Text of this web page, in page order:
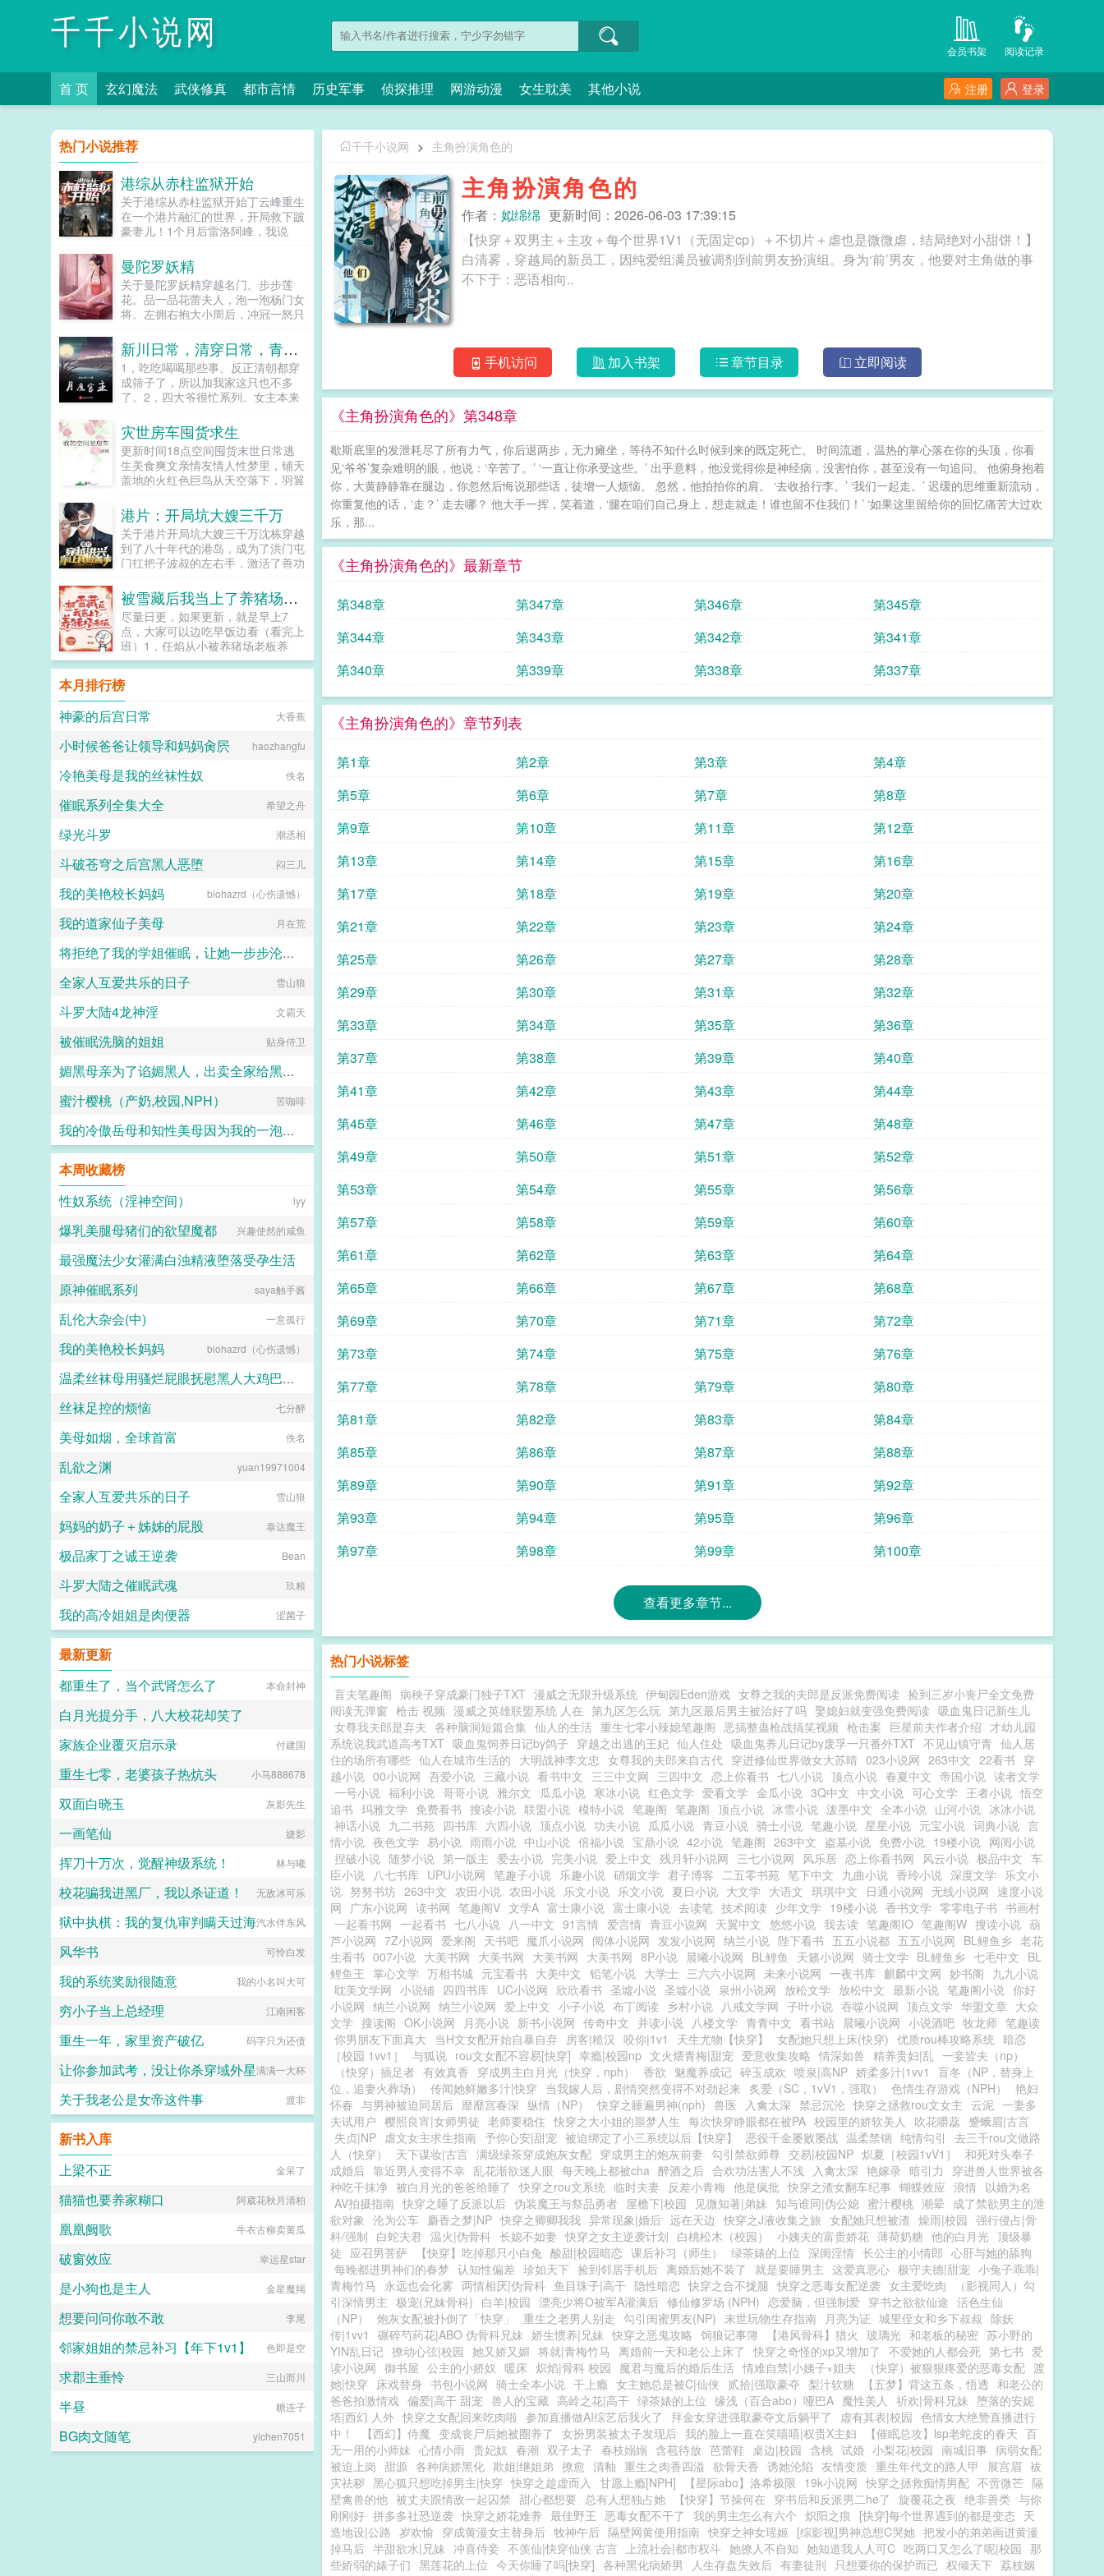
千千小说网 阅读记录
会员书架
首 页 玄幻魔法 武侠修真 都市言情 历史军事 侦探推理 网游动漫 女生耽美 其他小说 登录
注册
千千小说网 > 主角扮演角色的
主角扮演角色的
作者： 姒绵绵 更新时间：2026-06-03 17:39:15
【快穿＋双男主＋主攻＋每个世界1V1（无固定cp）＋不切片＋虐也是微微虐，结局绝对小甜饼！】
白清雾，穿越局的新员工，因纯爱组满员被调剂到前男友扮演组。身为‘前’男友，他要对主角做的事
不下于：恶语相向..
手机访问 加入书架 章节目录 立即阅读
《主角扮演角色的》第348章
歇斯底里的发泄耗尽了所有力气，你后退两步，无力瘫坐，等待不知什么时候到来的既定死亡。 时间流逝，温热的掌心落在你的头顶，你看
见‘爷爷’复杂难明的眼，他说：‘辛苦了。’ ‘一直让你承受这些。’ 出乎意料，他没觉得你是神经病，没害怕你，甚至没有一句追问。 他俯身抱着
你，大黄静静靠在腿边，你忽然后悔说那些话，徒增一人烦恼。 忽然，他拍拍你的肩。 ‘去收拾行李。’ ‘我们一起走。’ 迟缓的思维重新流动，
你重复他的话，‘走？’ 走去哪？ 他大手一挥，笑着道，‘腿在咱们自己身上，想走就走！谁也留不住我们！’ ‘如果这里留给你的回忆痛苦大过欢
乐，那...
《主角扮演角色的》最新章节
第348章 第347章 第346章
第345章
第344章
第343章 第342章
第341章
第340章
第339章 第338章 第337章
《主角扮演角色的》章节列表
第1章 第2章 第3章
第4章
第5章
第6章 第7章
第8章
第9章
第10章 第11章
第12章
第13章
第14章 第15章
第16章
第17章
第18章 第19章
第20章
第21章
第22章 第23章
第24章
第25章
第26章 第27章
第28章
第29章
第30章 第31章
第32章
第33章
第34章 第35章
第36章
第37章
第38章 第39章
第40章
第41章
第42章 第43章
第44章
第45章
第46章 第47章
第48章
第49章
第50章 第51章
第52章
第53章
第54章 第55章
第56章
第57章
第58章 第59章
第60章
第61章
第62章 第63章
第64章
第65章
第66章 第67章
第68章
第69章
第70章 第71章
第72章
第73章
第74章 第75章
第76章
第77章
第78章 第79章
第80章
第81章
第82章 第83章
第84章
第85章
第86章 第87章
第88章
第89章
第90章 第91章
第92章
第93章
第94章 第95章
第96章
第97章
第98章 第99章 第100章
查看更多章节...
热门小说标签
盲夫笔趣阁 病秧子穿成豪门独子TXT 漫威之无限升级系统 伊甸园Eden游戏 女尊之我的夫郎是反派免费阅读 捡到三岁小丧尸全文免费
阅读无弹窗 枪击 视频 漫威之英雄联盟系统 人在 第九区怎么玩 第九区最后男主被治好了吗 娶媳妇就变强免费阅读 吸血鬼日记新生儿
女尊我夫郎是弃夫 各种脑洞短篇合集 仙人的生活 重生七零小辣媳笔趣阁 恶搞整蛊枪战搞笑视频 枪击案 巨星前夫作者介绍 才幼儿园
系统说我武道高考TXT 吸血鬼饲养日记by鸽子 穿越之出逃的王妃 仙人住处 吸血鬼养儿日记by废孚一只番外TXT 不见山镇守青 仙人居
住的场所有哪些 仙人在城市生活的 大明战神李文忠 女尊我的夫郎来自古代 穿进修仙世界做女大苏晴 023小说网 263中文 22看书 穿
越小说 00小说网 吾爱小说 三藏小说 看书中文 三三中文网 三四中文 恋上你看书 七八小说 顶点小说 春夏中文 帝国小说 读者文学
一号小说 福利小说 哥哥小说 雅尔文 瓜瓜小说 寒冰小说 红色文学 爱看文学 金瓜小说 3Q中文 中文小说 可心文学 王者小说 悟空
追书 玛雅文学 免费看书 搜读小说 联盟小说 模特小说 笔趣阁 笔趣阁 顶点小说 冰雪小说 泼墨中文 全本小说 山河小说 冰冰小说
神话小说 九二书苑 四书库 六四小说 顶点小说 功夫小说 瓜瓜小说 青豆小说 骑士小说 笔趣小说 星星小说 元宝小说 词典小说 言
情小说 夜色文学 易小说 雨雨小说 中山小说 倍福小说 宝鼎小说 42小说 笔趣阁 263中文 盗墓小说 免费小说 19楼小说 网阅小说
捏破小说 随梦小说 第一版主 爱去小说 完美小说 爱上中文 残月轩小说网 三七小说网 风乐居 恋上你看书网 风云小说 极品中文 车
臣小说 八七书库 UPU小说网 笔趣子小说 乐趣小说 硝烟文学 君子博客 二五零书苑 笔下中文 九曲小说 香玲小说 深度文学 乐文小
说 努努书坊 263中文 农田小说 农田小说 乐文小说 乐文小说 夏日小说 大文学 大语文 琪琪中文 日通小说网 无线小说网 速度小说
网 广东小说网 读书网 笔趣阁V 文学A 富士康小说 富士康小说 去读笔 技术阅读 少年文学 19楼小说 香书文学 零零电子书 书画村
一起看书网 一起看书 七八小说 八一中文 91言情 爱言情 青豆小说网 天翼中文 悠悠小说 我去读 笔趣阁IO 笔趣阁W 搜读小说 葫
芦小说网 7Z小说网 爱来阁 天书吧 魔爪小说网 阅体小说网 发发小说网 纳兰小说 陛下看书 五五小说都 五五小说网 BL鲤鱼乡 老花
生看书 007小说 大美书网 大美书网 大美书网 大美书网 8P小说 晨曦小说网 BL鲤鱼 天籁小说网 骑士文学 BL鲤鱼乡 七毛中文 BL
鲤鱼王 掌心文学 万相书城 元宝看书 大美中文 铅笔小说 大学士 三六六小说网 未来小说网 一夜书库 麒麟中文网 妙书阁 九九小说
耽美文学网 小说铺 四四书库 UC小说网 欣欣看书 圣墟小说 圣墟小说 泉州小说网 放松文学 放松中文 最新小说 笔趣阁小说 你好
小说网 纳兰小说网 纳兰小说网 爱上中文 小子小说 布丁阅读 乡村小说 八戒文学网 子叶小说 吞噬小说网 顶点文学 华盟文章 大众
文学 搜读阁 OK小说网 月亮小说 新书小说网 传奇中文 并读小说 八楼文学 青青中文 看书站 晨曦小说网 小说酒吧 牧龙师 笔趣读
你男朋友下面真大 当H文女配开始自暴自弃 房客|糙汉 咬你|1v1 天生尤物【快穿】 女配她只想上床(快穿) 优质rou棒攻略系统 暗恋
［校园 1vv1］
与狐说 rou文女配不容易[快穿] 幸瘾|校园np 文火煨青梅|甜宠 爱意收集攻略 情深如兽 精养贵妇|乱 一妾皆夫（np）
（快穿）插足者 有效真香 穿成男主白月光（快穿，nph） 香欲 魅魔养成记 碎玉成欢 喷泉|高NP 娇柔多汁|1vv1
盲冬（NP，替身上
位，追妻火葬场）
传闻她鲜嫩多汁|快穿 当我嫁人后，剧情突然变得不对劲起来 炙爱（SC，1vV1，强取） 色情生存游戏（NPH）
艳妇
怀春 与男神被迫同居后 靡靡宫春深 纵情（NP） 快穿之睡遍男神(nph) 兽医 入禽太深 禁忌沉沦 快穿之拯救rou文女主 云泥 一妻多
夫试用户 樱照良宵|女师男徒 老师要稳住 快穿之大小姐的噩梦人生 每次快穿睁眼都在被PA 校园里的娇软美人 吹花嚼蕊 蹙蛾眉|古言
失贞|NP 虐文女主求生指南 予你心安|甜宠 被迫绑定了小三系统以后【快穿】 恶役千金屡败屡战 温柔禁锢 纯情勾引
去三千rou文做路
人（快穿）
天下谋妆|古言 满级绿茶穿成炮灰女配 穿成男主的炮灰前妻 勾引禁欲师尊 交易|校园NP 炽夏［校园1vV1］
和死对头奉子
成婚后 靠近男人变得不幸 乱花渐欲迷人眼 每天晚上都被cha 醉酒之后 合欢功法害人不浅 入禽太深 艳嫁录 暗引力
穿进兽人世界被各
种吃干抹净 被白月光的爸爸给睡了 快穿之rou文系统 临时夫妻 反差小青梅 他是疯批 快穿之渣女翻车纪事 蝴蝶效应 浪情 以婚为名
AV拍摄指南 快穿之睡了反派以后 伪装魔王与祭品勇者 屋檐下|校园 见微知著|弟妹 知与谁同|伪公媳 蜜汁樱桃 潮晕 成了禁欲男主的泄
欲对象 沦为公车 麝香之梦|NP 快穿之卿卿我我 异常现象|婚后 远在天边 快穿之J液收集之旅 女配她只想被渣 燥雨|校园 强行侵占|骨
科/强制 白蛇夫君 温火|伪骨科 长媳不如妻 快穿之女主逆袭计划 白桃松木（校园） 小姨夫的富贵娇花 薄荷奶糖 他的白月光 顶级暴
徒 应召男菩萨 【快穿】吃掉那只小白兔 酸甜|校园暗恋 课后补习（师生） 绿茶婊的上位 深闺淫情 长公主的小情郎 心肝与她的舔狗
每晚都进男神们的春梦 认知性偏差 珍如天下 捡到邻居手机后 离婚后她不装了 就是要睡男主 这爱真恶心 极守夫德|甜宠 小兔子乖乖|
青梅竹马
永远也会化雾 两情相厌|伪骨科 鱼目珠子|高干 隐性暗恋 快穿之合不拢腿 快穿之恶毒女配逆袭 女主爱吃肉
（影视同人）勾
引深情男主 极宠(兄妹骨科) 白羊|校园 漂亮少将O被军A灌满后 修仙修罗场 (NPH) 恋爱脑，但强制爱 穿书之欲欲仙途 活色生仙
（NP）
炮灰女配被扑倒了「快穿」 重生之老男人别走 勾引闺蜜男友(NP) 末世玩物生存指南 月亮为证 城里侄女和乡下叔叔 除妖
传|1vv1
碾碎芍药花|ABO 伪骨科兄妹 娇生惯养|兄妹 快穿之恶鬼攻略 饲狼记事簿 【港风骨科】猎火 玻璃光 和老板的秘密 苏小野的
YIN乱日记 撩动心弦|校园 她又娇又媚 将就|青梅竹马 离婚前一天和老公上床了 快穿之奇怪的xp又增加了 不爱她的人都会死 第七书 爱
读小说网 御书屋 公主的小娇奴 暖床 炽焰|骨科 校园 魔君与魔后的婚后生活 情难自禁|小姨子×姐夫 （快穿）被狠狠疼爱的恶毒女配 渡
她|快穿 床戏替身 书包小说网 骑士全本小说 干上瘾 女主她总是被C|仙侠 贰拾|强取豪夺 梨汁软糖 【五梦】背这五条，悟透 和老公的
爸爸拍激情戏 偏爱|高干 甜宠 兽人的宝藏 高岭之花|高干 绿茶婊的上位 缘浅（百合abo）哑巴A 魔性美人 祈欢|骨科兄妹 堕落的安妮
塔|西幻 人外 快穿之女配回来吃肉啦 参加直播做AI综艺后我火了 拜金女穿进强取豪夺文后躺平了 虚有其表|校园 色情女大绝赞直播进行
中！
【西幻】侍魔 变成丧尸后她被圈养了 女扮男装被太子发现后 我的脸上一直在笑嘻嘻|权贵X主妇 【催眠总攻】lsp老蛇皮的春天 百
无一用的小师妹 心情小雨 贵妃奴 春潮 双子太子 春枝嫋嫋 含苞待放 芭蕾鞋 桌边|校园 含桃 试婚 小梨花|校园 南城旧事 病弱女配
被迫上岗 甜源 各种病娇黑化 欺姐|继姐弟 撩愈 清釉 重生之肉香四溢 欲骨天香 诱她沦陷 友情变质 重生年代文的路人甲 展宫眉 袚
灾祛秽 黑心狐只想吃掉男主|快穿 快穿之趁虚而入 甘愿上瘾[NPH] 【星际abo】洛希极限 19k小说网 快穿之拯救痴情男配 不啻微芒 隔
壁禽兽的他 被丈夫跟情敌一起囚禁 甜心都想要 总有人想独占她 【快穿】节操何在 穿书后和反派男二he了 旋覆花之夜 绝非善类 与你
刚刚好 拼多多社恐逆袭 快穿之娇花难养 最佳野王 恶毒女配不干了 我的男主怎么有六个 炽阳之痕 [快穿]每个世界遇到的都是变态 天
造地设|公路 岁欢愉 穿成黄漫女主替身后 牧神午后 隔壁网黄使用指南 快穿之神女瑶姬 [综影视]男神总想C哭她 把发小的弟弟画进黄漫
掉马后 半甜欲水|兄妹 冲喜侍妾 不羡仙|快穿仙侠 古言 上流社会|都市权斗 她撩人不自知 她知道我人人可C 吃两口又怎么了呢|校园 那
些娇弱的婊子们 黑莲花的上位 今天你睡了吗[快穿] 各种黑化病娇男 人生存盘失效后 有妻徒刑 只想要你的保护而已 权倾天下 荔枝姻
热门小说推荐
港综从赤柱监狱开始
关于港综从赤柱监狱开始丁云峰重生
在一个港片融汇的世界，开局救下跛
豪妻儿！1个月后雷洛阿峰，我说
我想当差佬，这机会留给豪哥吧。丁
云峰遥望北方，目光十分深邃。活头
仔，有见识！明日安排你去黄竹坑受
训，半年后直接调到我手下做便衣洛
哥，你误会了，其实我是想当狱警。
哪我都想好了赤柱。几年后西贡大傻
鼓起勇气来到赤柱峰哥，我求求你放
我一马吧。我是走私汽车的！可你整
天往我的船上塞什么计算机啊，发动
茶，他甚至问我是不是在北边挂了
号，还说有爱国的路子记得带上他
呢！...
曼陀罗妖精
关于曼陀罗妖精穿越名门。步步莲
花。品一品花蕾夫人，泡一泡杨门女
将。左拥右抱大小周后，冲冠一怒只
是极品女人。上征程！...
新川日常，清穿日常，青川日常，卿卿日常
1，吃吃喝喝那些事。反正清朝都穿
成筛子了，所以加我家这只也不多
了。2，四大爷很忙系列。女主本来
到空间就犯设定狂癖，文会歪到十万
八千里外）她也可以有系统的（为了
她我...
灾世房车囤货求生
更新时间18点空间囤货末世日常逃
生美食爽文亲情友情人性梦里，铺天
盖地的火红色巨鸟从天空落下，羽翼
界。僵硬可怖的走尸从建筑废墟里涌
出黄色飞沙弥漫了整片天空...
港片：开局坑大嫂三千万
关于港片开局坑大嫂三千万沈栋穿越
到了八十年代的港岛，成为了洪门屯
门扛把子波叔的左右手，激活了善功
头目，你竟然让我去做善事，简直岂
有此理。恭喜你杀死东兴乌鸦，救活
众生，奖励善功100点。恭喜你率领
小弟做起了正当生意，奖励善功500
点。恭喜你资助福利院五百万，奖励
善功5000点。在发现善功能够用来
兑换各种东西后，沈栋彻底爱上了做
善事。黄志诚一千万善款？你确定捐
款人是洪兴的扛把子？李文彬很难相
信这个与孩子们玩在一起的人是个江
湖大佬。陆启昌沈栋有慈善护体，我
们动不了他。我是洪兴扛把子沈栋，
一不留神，从一个古惑仔变成了港岛
最有名的大富豪和大慈善家。...
被雪藏后我当上了养猪场老板
尽量日更，如果更新，就是早上7
点，大家可以边吃早饭边看（看完上
班）1，任焰从小被养猪场老板养
大，因老板突然离世养猪场陷入危
机，为了养家任焰不得不走上打工人
道路结果出道爆火。他以为这辈子不
到三四十岁...
本月排行榜
神豪的后宫日常
大香蕉
小时候爸爸让领导和妈妈肏屄 haozhangfu
冷艳美母是我的丝袜性奴 佚名
催眠系列全集大全 希望之舟
绿光斗罗 潮丞相
斗破苍穹之后宫黑人恶堕 闷三儿
我的美艳校长妈妈 biohazrd（心伤遗憾）
我的道家仙子美母 月在荒
将拒绝了我的学姐催眠，让她一步步沦陷为我的母狗（把背叛自己的学姐变成对自己忠心耿耿的母狗）
jiuliang
全家人互爱共乐的日子 雪山狼
斗罗大陆4龙神淫 文霸天
被催眠洗脑的姐姐 贴身侍卫
媚黑母亲为了谄媚黑人，出卖全家给黑人当性奴
catmilf
蜜汁樱桃（产奶,校园,NPH） 苦咖啡
我的冷傲岳母和知性美母因为我的一泡精液成为了熟女便器 (无绿版)
本周收藏榜
性奴系统（淫神空间）
lyy
爆乳美腿母猪们的欲望魔都 兴趣使然的咸鱼
最强魔法少女灌满白浊精液堕落受孕生活
水少多文酱
原神催眠系列 saya触手酱
乱伦大杂会(中) 一意孤行
我的美艳校长妈妈 biohazrd（心伤遗憾）
温柔丝袜母用骚烂屁眼抚慰黑人大鸡巴的淫乱群交摄影记录
佚名
丝袜足控的烦恼 七分醉
美母如烟，全球首富 佚名
乱欲之渊 yuan19971004
全家人互爱共乐的日子 雪山狼
妈妈的奶子＋姊姊的屁股 泰达魔王
极品家丁之诚王逆袭 Bean
斗罗大陆之催眠武魂 玖粮
我的高冷姐姐是肉便器 涩菌子
最新更新
都重生了，当个武肾怎么了
本命封神
白月光提分手，八大校花却笑了
睡不醒的张七七
家族企业覆灭启示录 付建国
重生七零，老婆孩子热炕头 小马888678
双面白晓玉 灰影先生
一画笔仙 婕影
挥刀十万次，觉醒神级系统！ 林与曦
校花骗我进黑厂，我以杀证道！ 无敌冰可乐
狱中执棋：我的复仇审判瞒天过海汽水伴东风
风华书 可怜白发
我的系统奖励很随意 我的小名叫大可
穷小子当上总经理 江南闲客
重生一年，家里资产破亿 码字只为还债
让你参加武考，没让你杀穿域外星满满一大杯
关于我老公是女帝这件事 渡非
新书入库
上梁不正
金呆了
猫猫也要养家糊口 阿葳花秋月清柏
凰凰阙歌 牛衣古柳卖黄瓜
破窗效应 幸运星star
是小狗也是主人 金星魔羯
想要问问你敢不敢 李尾
邻家姐姐的禁忌补习【年下1v1】 色即是空
求郡主垂怜 三山而川
半昼 糖连子
BG肉文随笔 yichen7051